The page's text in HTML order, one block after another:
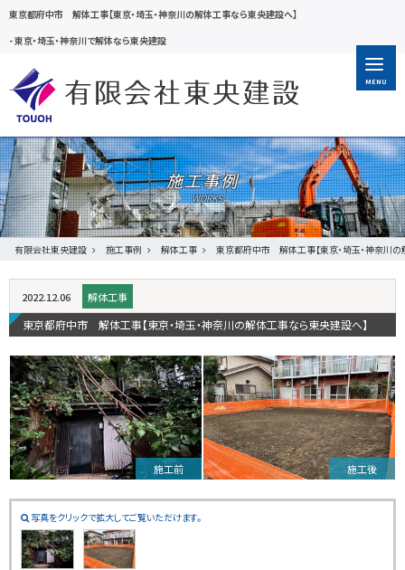
東京都府中市 解体工事【東京・埼玉・神奈川の解体工事なら東央建設へ】
-東京・埼玉・神奈川で解体なら東央建設
MENU
施工事例
有限会社東央建設 施工事例 解体工事 東京都府中市 解体工事【東京・埼玉・神奈川の
2022.12.06 解体工事
東京都府中市 解体工事【東京・埼玉・神奈川の解体工事なら東央建設へ】
施工前 施工後
写真をクリックで拡大してご覧いただけます。